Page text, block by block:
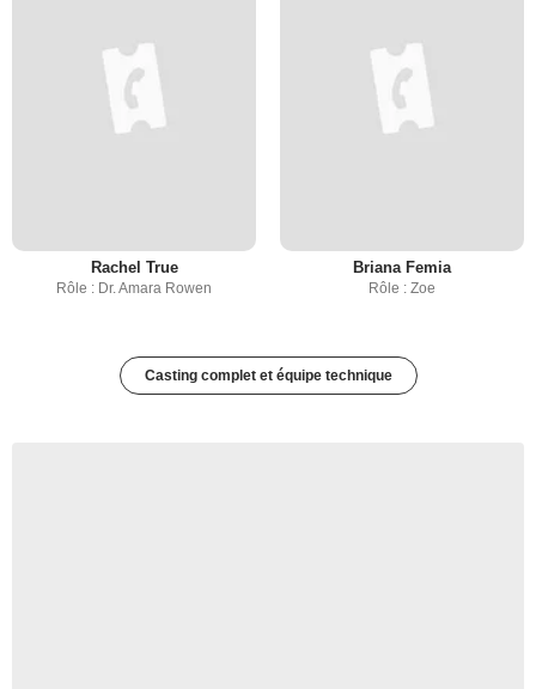
Rachel True
Rôle : Dr. Amara Rowen
Briana Femia
Rôle : Zoe
Casting complet et équipe technique